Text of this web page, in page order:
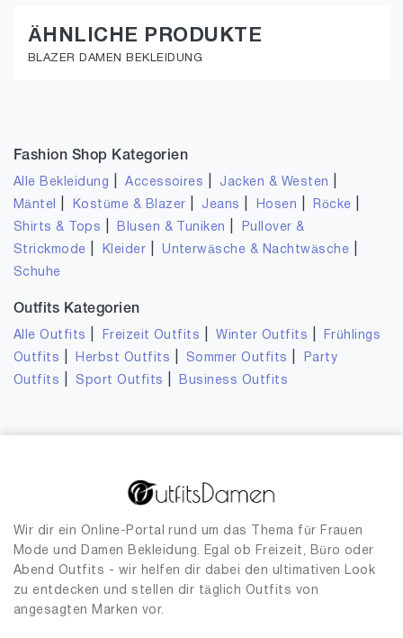
ÄHNLICHE PRODUKTE
BLAZER DAMEN BEKLEIDUNG
Fashion Shop Kategorien
Alle Bekleidung |Accessoires Jacken & Westen
Mäntel Kostüme & Blazer Jeans Hosen Röcke
Shirts & Tops Blusen & Tuniken
Pullover &
Strickmode
Kleider |Unterwäsche & Nachtwäsche
Schuhe
Outfits Kategorien
Alle Outfits Freizeit Outfits |Winter Outfits
Frühlings
Outfits
Herbst Outfits Sommer Outfits
Party
Outfits
Sport Outfits Business Outfits
Wir dir ein Online-Portal rund um das Thema für Frauen
Mode und Damen Bekleidung. Egal ob Freizeit, Büro oder
Abend Outfits - wir helfen dir dabei den ultimativen Look
zu entdecken und stellen dir täglich Outfits von
angesagten Marken vor.